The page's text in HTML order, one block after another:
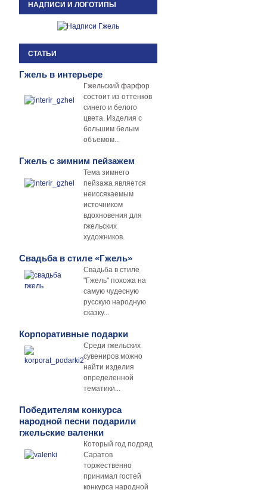
НАДПИСИ И ЛОГОТИПЫ
СТАТЬИ
Гжель в интерьере
Гжельский фарфор
состоит из оттенков
синего и белого
цвета. Изделия с
большим белым
объемом...
Гжель с зимним пейзажем
Тема зимнего
пейзажа является
неиссякаемым
источником
вдохновения для
гжельских
художников.
Свадьба в стиле «Гжель»
Свадьба в стиле
"Гжель" похожа на
самую чудесную
русскую народную
сказку...
Корпоративные подарки
Среди гжельских
сувениров можно
найти изделия
определенной
тематики...
Победителям конкурса
народной песни подарили
гжельские валенки
Который год подряд
Саратов
торжественно
принимал гостей
конкурса народной